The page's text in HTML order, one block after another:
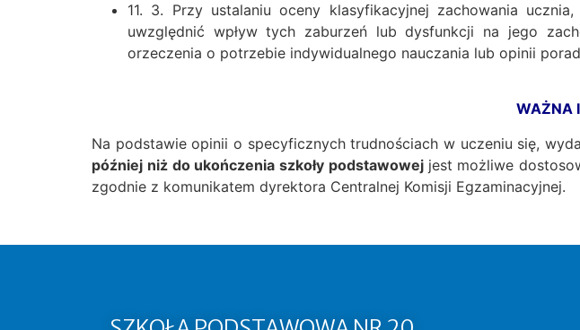
11. 3. Przy ustalaniu oceny klasyfikacyjnej zachowania
uwzględnić wpływ tych zaburzeń lub dysfunkcji na jego
orzeczenia o potrzebie indywidualnego nauczania lub opinii
WAŻNA
Na podstawie opinii o specyficznych trudnościach w uczeniu się,
później niż do ukończenia szkoły podstawowej jest możliwe
zgodnie z komunikatem dyrektora Centralnej Komisji Egzaminacyjnej.